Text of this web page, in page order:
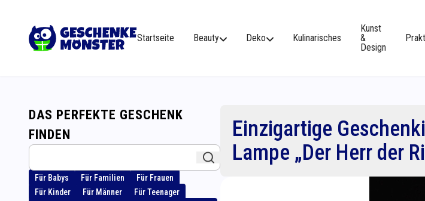
Startseite Beauty Deko Kulinarisches
Kunst
&
Design
Einzigartige
Lampe „Der Herr der
DAS PERFEKTE GESCHENK
FINDEN
Für Babys Für Familien
Für Frauen
Für Kinder
Für Männer
Für Teenager